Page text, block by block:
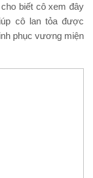
biết cô xem đây
cô lan tỏa được
phục vương miện